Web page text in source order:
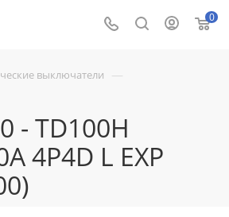
0
выключатели —
- TD100H
4P4D L EXP